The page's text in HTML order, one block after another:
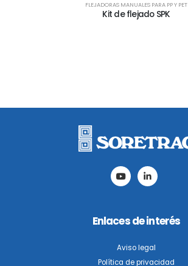
FLEJADORAS MANUALES PARA PP Y PET
Kit de flejado SPK
Enlaces de interés
Aviso legal
Política de privacidad